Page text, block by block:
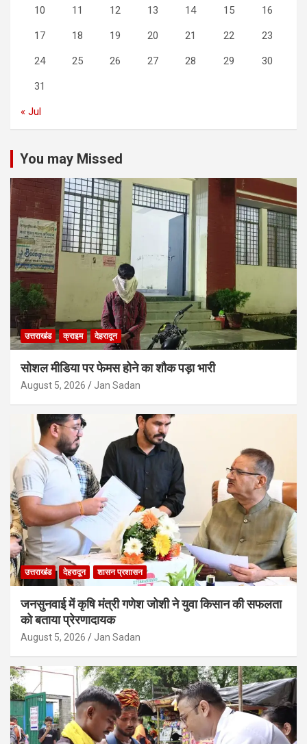
10 11 12 13 14 15 16
17 18 19 20 21 22 23
24 25 26 27 28 29 30
31
« Jul
You may Missed
उत्तराखंड क्राइम देहरादून
सोशल मीडिया पर फेमस होने का शौक पड़ा भारी
August 5, 2026 Jan Sadan
उत्तराखंड देहरादून शासन प्रशासन
जनसुनवाई में कृषि मंत्री गणेश जोशी ने युवा किसान की सफलता
को बताया प्रेरणादायक
August 5, 2026 Jan Sadan